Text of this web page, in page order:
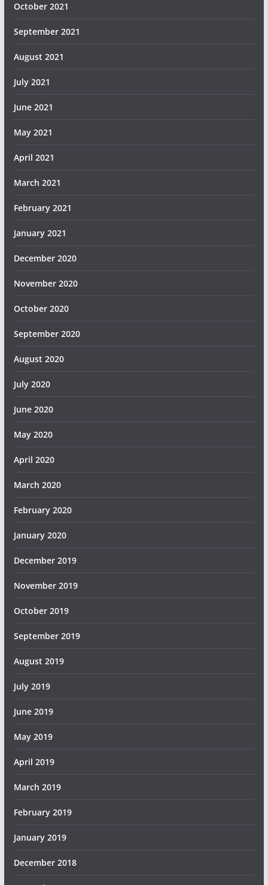
October 2021
September 2021
August 2021
July 2021
June 2021
May 2021
April 2021
March 2021
February 2021
January 2021
December 2020
November 2020
October 2020
September 2020
August 2020
July 2020
June 2020
May 2020
April 2020
March 2020
February 2020
January 2020
December 2019
November 2019
October 2019
September 2019
August 2019
July 2019
June 2019
May 2019
April 2019
March 2019
February 2019
January 2019
December 2018